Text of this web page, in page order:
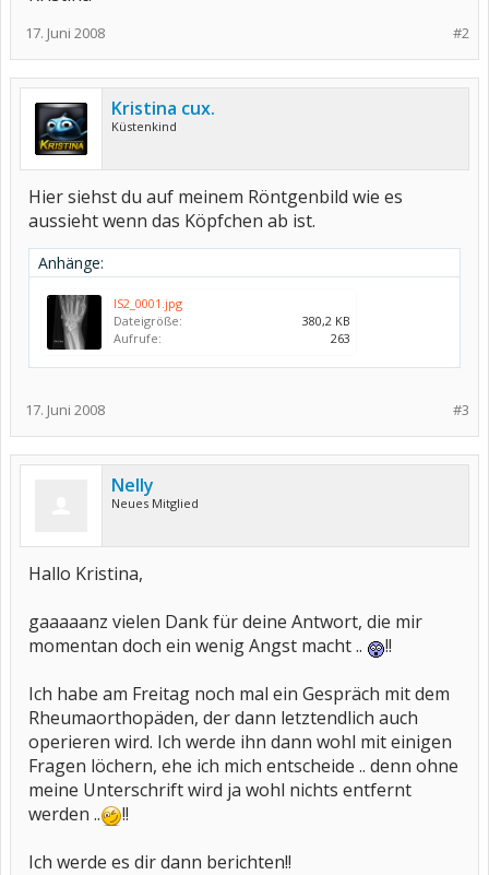
#2
17. Juni 2008
Kristina cux.
Küstenkind
Hier siehst du auf meinem Röntgenbild wie es
aussieht wenn das Köpfchen ab ist.
Anhänge:
IS2_0001.jpg
Dateigröße:
380,2 KB
Aufrufe:
263
#3
17. Juni 2008
Nelly
Neues Mitglied
Hallo Kristina,
gaaaaanz vielen Dank für deine Antwort, die mir
momentan doch ein wenig Angst macht ..
!!
Ich habe am Freitag noch mal ein Gespräch mit dem
Rheumaorthopäden, der dann letztendlich auch
operieren wird. Ich werde ihn dann wohl mit einigen
Fragen löchern, ehe ich mich entscheide .. denn ohne
meine Unterschrift wird ja wohl nichts entfernt
werden ..
!!
Ich werde es dir dann berichten!!